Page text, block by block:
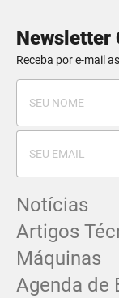
Newsletter
Receba por e-mail
Notícias
Artigos
Máquinas
Agenda de